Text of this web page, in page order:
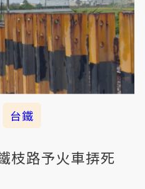
台鐵
枝路予火車挵死